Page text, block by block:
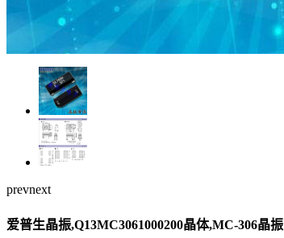
prevnext
爱普生晶振,Q13MC3061000200晶体,MC-306晶振